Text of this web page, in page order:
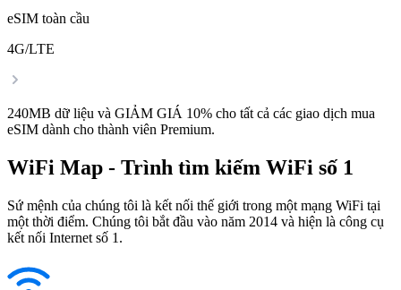
eSIM toàn cầu
4G/LTE
240MB dữ liệu và GIẢM GIÁ 10% cho tất cả các giao dịch mua
eSIM dành cho thành viên Premium.
WiFi Map - Trình tìm kiếm WiFi số 1
Sứ mệnh của chúng tôi là kết nối thế giới trong một mạng WiFi tại
một thời điểm. Chúng tôi bắt đầu vào năm 2014 và hiện là công cụ
kết nối Internet số 1.